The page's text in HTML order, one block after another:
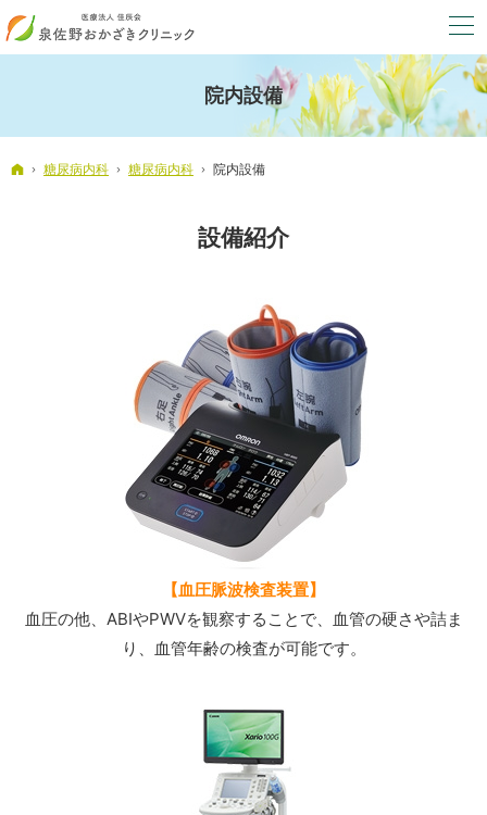
院内設備
ホーム
糖尿病内科 糖尿病内科 院内設備
設備紹介
【血圧脈波検査装置】
血圧の他、ABIやPWVを観察することで、血管の硬さや詰ま
り、血管年齢の検査が可能です。